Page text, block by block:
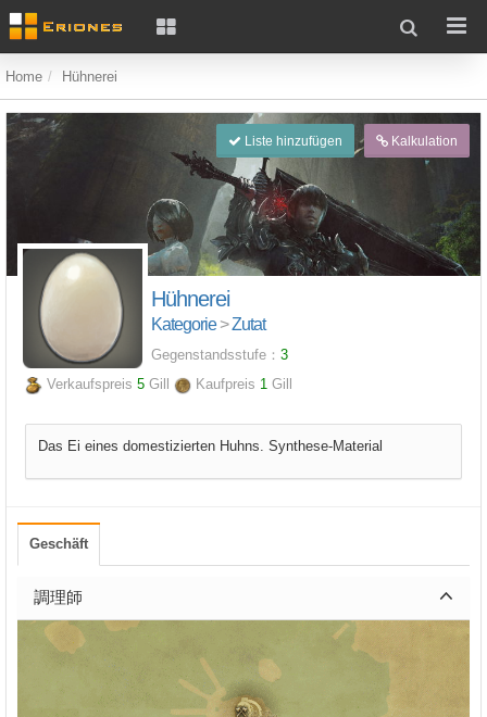
Home Hühnerei
Liste hinzufügen Kalkulation
Hühnerei
Kategorie>Zutat
Gegenstandsstufe： 3
Verkaufspreis 5 Gill Kaufpreis 1 Gill
Das Ei eines domestizierten Huhns. Synthese-Material
Geschäft
調理師